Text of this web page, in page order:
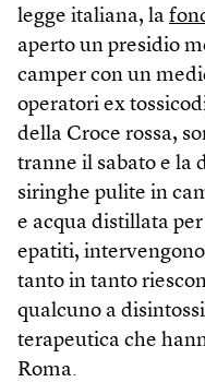
legge italiana, la
aperto un presidio
camper con un
operatori ex
della Croce rossa,
tranne il sabato e la
siringhe pulite in
e acqua distillata
epatiti,
tanto in tanto
qualcuno a
terapeutica che
Roma.